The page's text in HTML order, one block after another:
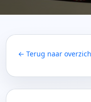
← Terug naar